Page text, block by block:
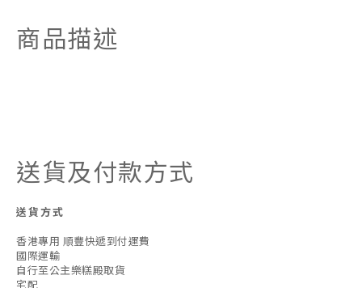
商品描述
送貨及付款方式
送貨方式
香港專用 順豐快遞到付運費
國際運輸
自行至公主樂糕殿取貨
宅配